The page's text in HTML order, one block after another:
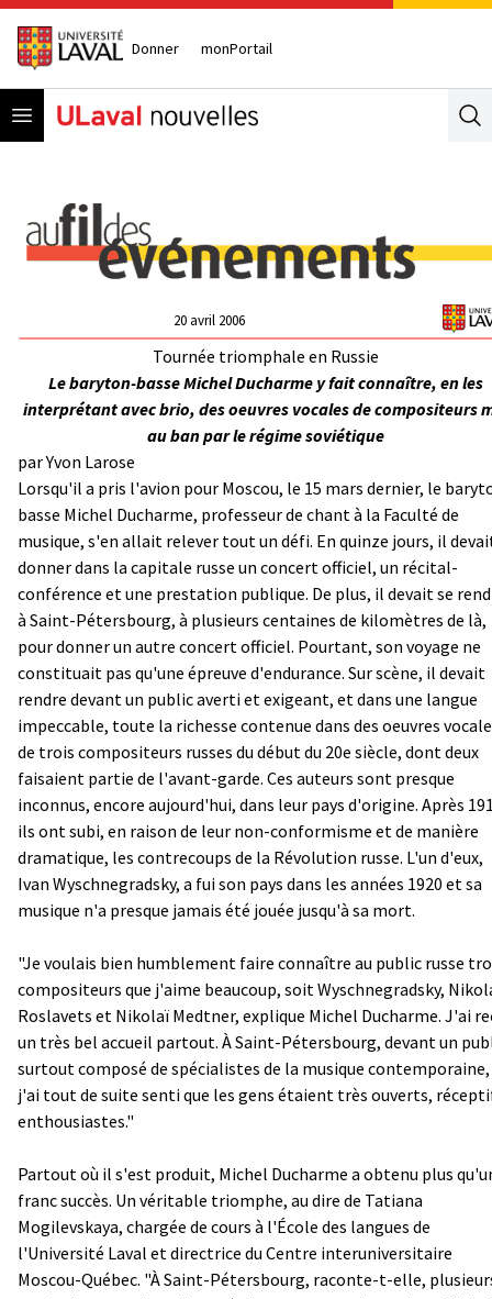
Donner monPortail
Open menu
20 avril 2006
Tournée triomphale en Russie
Le baryton-basse Michel Ducharme y fait connaître, en les
interprétant avec brio, des oeuvres vocales de compositeurs
au ban par le régime soviétique
parYvon Larose
Lorsqu'il a pris l'avion pour Moscou, le 15 mars dernier, le
basse Michel Ducharme, professeur de chant à la Faculté de
musique, s'en allait relever tout un défi. En quinze jours, il
donner dans la capitale russe un concert officiel, un récital-
conférence et une prestation publique. De plus, il devait se
à Saint-Pétersbourg, à plusieurs centaines de kilomètres de là,
pour donner un autre concert officiel. Pourtant, son voyage ne
constituait pas qu'une épreuve d'endurance. Sur scène, il devait
rendre devant un public averti et exigeant, et dans une langue
impeccable, toute la richesse contenue dans des oeuvres
de trois compositeurs russes du début du 20e siècle, dont deux
faisaient partie de l'avant-garde. Ces auteurs sont presque
inconnus, encore aujourd'hui, dans leur pays d'origine. Après
ils ont subi, en raison de leur non-conformisme et de manière
dramatique, les contrecoups de la Révolution russe. L'un d'eux,
Ivan Wyschnegradsky, a fui son pays dans les années 1920 et sa
musique n'a presque jamais été jouée jusqu'à sa mort.
"Je voulais bien humblement faire connaître au public russe
compositeurs que j'aime beaucoup, soit Wyschnegradsky,
Roslavets et Nikolaï Medtner, explique Michel Ducharme. J'ai
un très bel accueil partout. À Saint-Pétersbourg, devant un
surtout composé de spécialistes de la musique contemporaine,
j'ai tout de suite senti que les gens étaient très ouverts,
enthousiastes."
Partout où il s'est produit, Michel Ducharme a obtenu plus
franc succès. Un véritable triomphe, au dire de Tatiana
Mogilevskaya, chargée de cours à l'École des langues de
l'Université Laval et directrice du Centre interuniversitaire
Moscou-Québec. "À Saint-Pétersbourg, raconte-t-elle,